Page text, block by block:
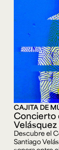
CAJITA DE
Concierto
Velásquez
Descubre el
Santiago